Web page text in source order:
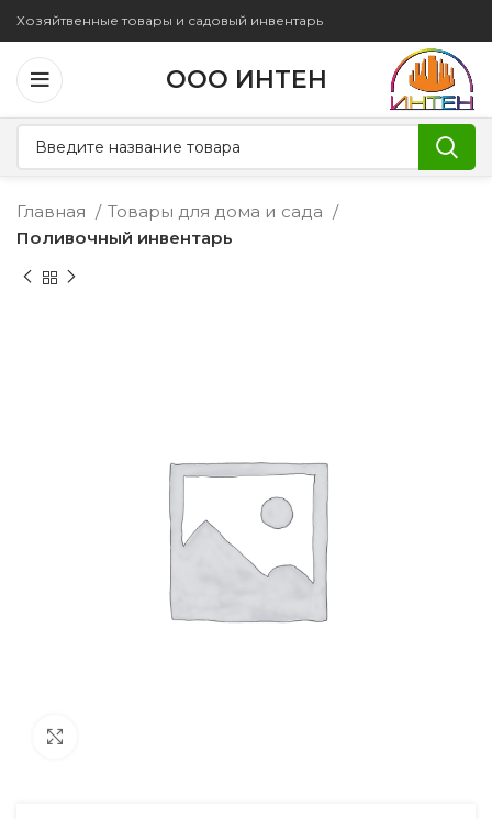
Хозяйтвенные товары и садовый инвентарь
ООО ИНТЕН
Главная
Товары для дома и сада
Поливочный инвентарь